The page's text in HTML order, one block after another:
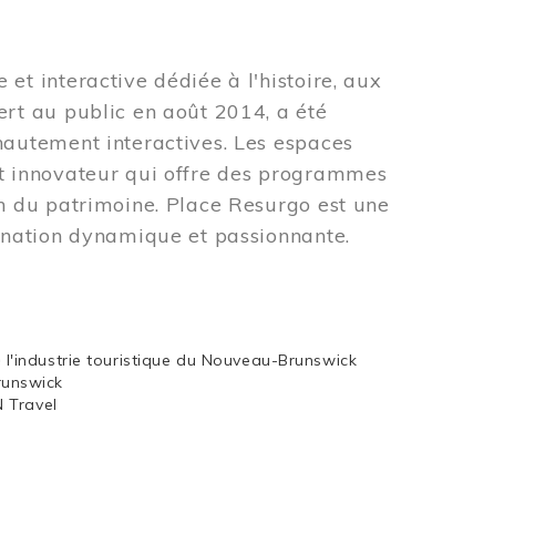
et interactive dédiée à l'histoire, aux
au public en août 2014, a été
interactives. Les espaces
innovateur qui offre des programmes
patrimoine. Place Resurgo est une
dynamique et passionnante.
touristique du Nouveau-Brunswick
Travel